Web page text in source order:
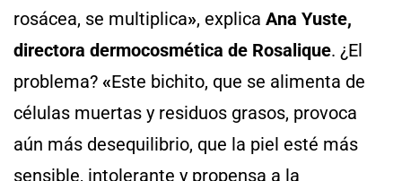
rosácea, se multiplica», explica Ana Yuste,
directora dermocosmética de Rosalique. ¿El
problema? «Este bichito, que se alimenta de
células muertas y residuos grasos, provoca
aún más desequilibrio, que la piel esté más
sensible, intolerante y propensa a la